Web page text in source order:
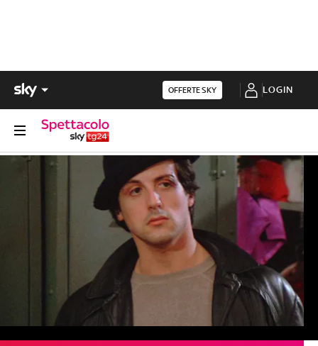
OFFERTE SKY LOGIN